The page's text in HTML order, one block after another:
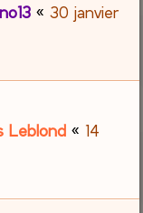
«30 janvier
Leblond « 14